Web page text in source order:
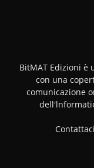
BitMAT Edizioni è
con una
comunicazione